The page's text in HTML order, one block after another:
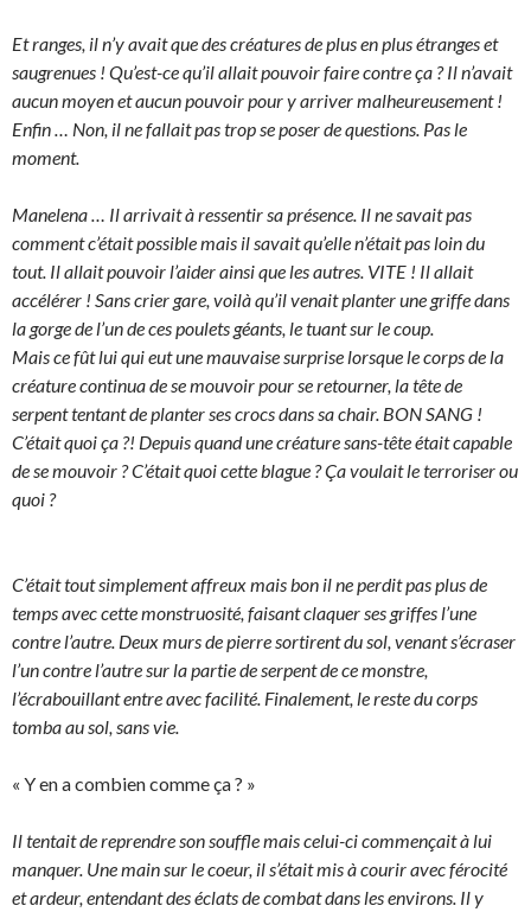
Et ranges, il n’y avait que des créatures de plus en plus étranges et
saugrenues ! Qu’est-ce qu’il allait pouvoir faire contre ça ? Il n’avait
aucun moyen et aucun pouvoir pour y arriver malheureusement !
Enfin … Non, il ne fallait pas trop se poser de questions. Pas le
moment.
Manelena … Il arrivait à ressentir sa présence. Il ne savait pas
comment c’était possible mais il savait qu’elle n’était pas loin du
tout. Il allait pouvoir l’aider ainsi que les autres. VITE ! Il allait
accélérer ! Sans crier gare, voilà qu’il venait planter une griffe dans
la gorge de l’un de ces poulets géants, le tuant sur le coup.
Mais ce fût lui qui eut une mauvaise surprise lorsque le corps de la
créature continua de se mouvoir pour se retourner, la tête de
serpent tentant de planter ses crocs dans sa chair. BON SANG !
C’était quoi ça ?! Depuis quand une créature sans-tête était capable
de se mouvoir ? C’était quoi cette blague ? Ça voulait le terroriser ou
quoi ?
C’était tout simplement affreux mais bon il ne perdit pas plus de
temps avec cette monstruosité, faisant claquer ses griffes l’une
contre l’autre. Deux murs de pierre sortirent du sol, venant s’écraser
l’un contre l’autre sur la partie de serpent de ce monstre,
l’écrabouillant entre avec facilité. Finalement, le reste du corps
tomba au sol, sans vie.
« Y en a combien comme ça ? »
Il tentait de reprendre son souffle mais celui-ci commençait à lui
manquer. Une main sur le coeur, il s’était mis à courir avec férocité
et ardeur, entendant des éclats de combat dans les environs. Il y